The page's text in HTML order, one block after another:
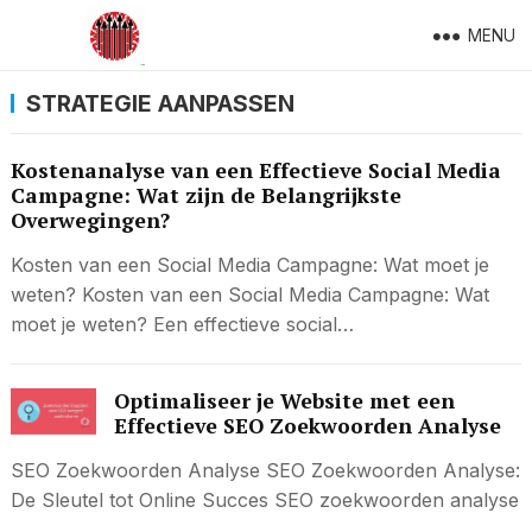
MENU
STRATEGIE AANPASSEN
Kostenanalyse van een Effectieve Social Media
Campagne: Wat zijn de Belangrijkste
Overwegingen?
Kosten van een Social Media Campagne: Wat moet je
weten? Kosten van een Social Media Campagne: Wat
moet je weten? Een effectieve social…
Optimaliseer je Website met een
Effectieve SEO Zoekwoorden Analyse
SEO Zoekwoorden Analyse SEO Zoekwoorden Analyse:
De Sleutel tot Online Succes SEO zoekwoorden analyse